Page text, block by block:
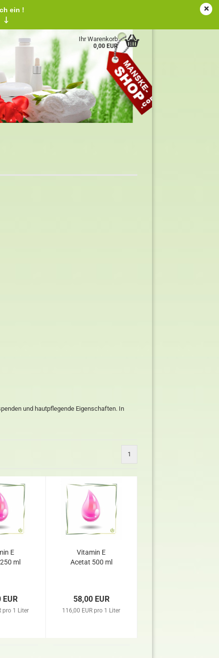
Ihr Warenkorb
0,00 EUR
ein !
↓
und hautpflegende Eigenschaften. In
1
E
ml
EUR
pro 1 Liter
Vitamin E
Acetat 500 ml
58,00 EUR
116,00 EUR pro 1 Liter